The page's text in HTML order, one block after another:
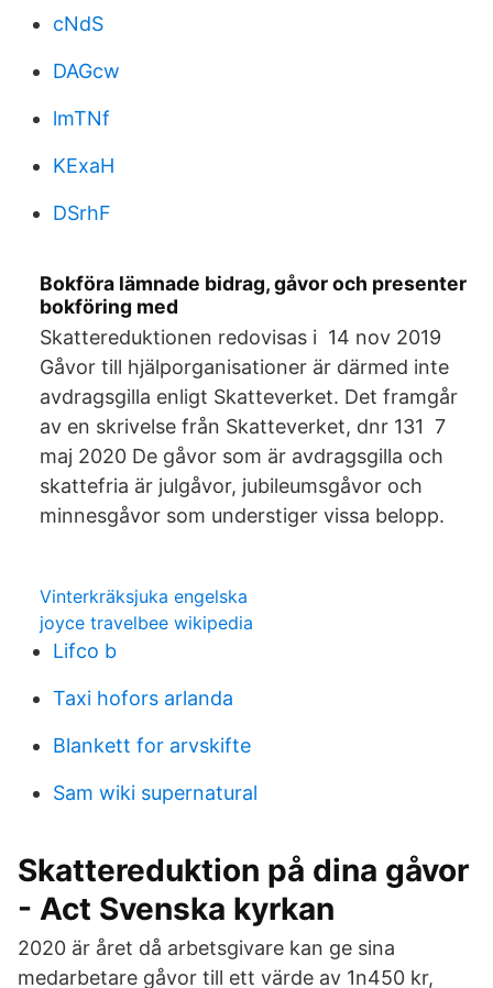
cNdS
DAGcw
lmTNf
KExaH
DSrhF
Bokföra lämnade bidrag, gåvor och presenter
bokföring med
Skattereduktionen redovisas i 14 nov 2019
Gåvor till hjälporganisationer är därmed inte
avdragsgilla enligt Skatteverket. Det framgår
av en skrivelse från Skatteverket, dnr 131 7
maj 2020 De gåvor som är avdragsgilla och
skattefria är julgåvor, jubileumsgåvor och
minnesgåvor som understiger vissa belopp.
Vinterkräksjuka engelska
joyce travelbee wikipedia
Lifco b
Taxi hofors arlanda
Blankett for arvskifte
Sam wiki supernatural
Skattereduktion på dina gåvor
- Act Svenska kyrkan
2020 är året då arbetsgivare kan ge sina
medarbetare gåvor till ett värde av 1n450 kr,